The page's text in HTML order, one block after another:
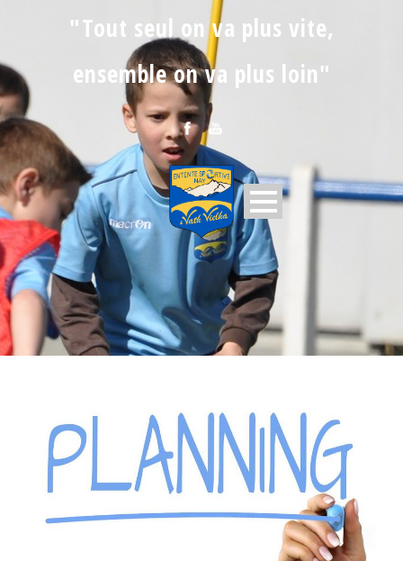
"Tout seul on va plus vite,
ensemble on va plus loin"